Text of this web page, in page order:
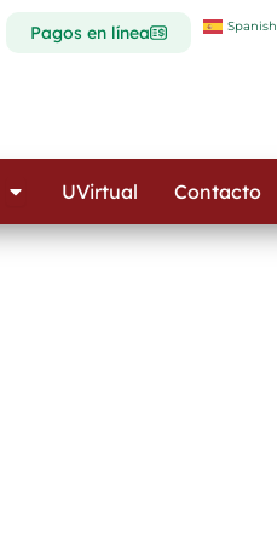
Pagos en línea Spanish
Open Colaboradores
UVirtual Contacto